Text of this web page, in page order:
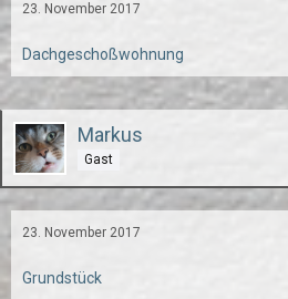
23. November 2017
Dachgeschoßwohnung
Markus
Gast
23. November 2017
Grundstück